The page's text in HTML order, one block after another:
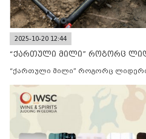
2025-10-20 12:44
“ქართული მილი” როგორც
“ქართული მილი” როგორც ლიდერი